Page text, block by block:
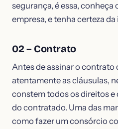
segurança, é essa, conheça
empresa, e tenha certeza
02 – Contrato
Antes de assinar o contrato
atentamente as cláusulas,
constem todos os direitos
do contratado. Uma das
como fazer um consórcio